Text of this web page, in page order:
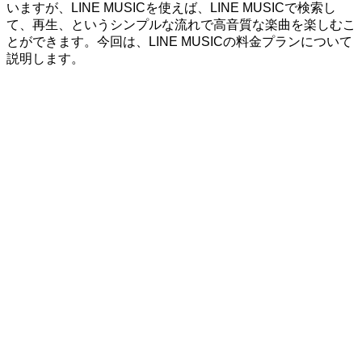
いますが、LINE MUSICを使えば、LINE MUSICで検索し
て、再生、というシンプルな流れで高音質な楽曲を楽しむこ
とができます。今回は、LINE MUSICの料金プランについて
説明します。